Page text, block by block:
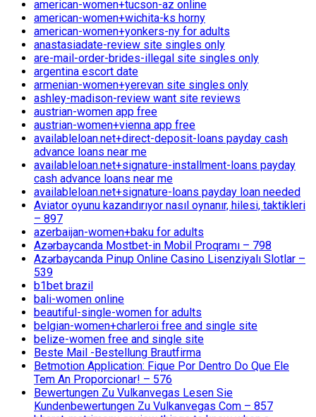
american-women+tucson-az online
american-women+wichita-ks horny
american-women+yonkers-ny for adults
anastasiadate-review site singles only
are-mail-order-brides-illegal site singles only
argentina escort date
armenian-women+yerevan site singles only
ashley-madison-review want site reviews
austrian-women app free
austrian-women+vienna app free
availableloan.net+direct-deposit-loans payday cash
advance loans near me
availableloan.net+signature-installment-loans payday
cash advance loans near me
availableloan.net+signature-loans payday loan needed
Aviator oyunu kazandırıyor nasıl oynanır, hilesi, taktikleri
– 897
azerbaijan-women+baku for adults
Azərbaycanda Mostbet-in Mobil Proqramı – 798
Azərbaycanda Pinup Online Casino Lisenziyalı Slotlar –
539
b1bet brazil
bali-women online
beautiful-single-women for adults
belgian-women+charleroi free and single site
belize-women free and single site
Beste Mail -Bestellung Brautfirma
Betmotion Application: Fique Por Dentro Do Que Ele
Tem An Proporcionar! – 576
Bewertungen Zu Vulkanvegas Lesen Sie
Kundenbewertungen Zu Vulkanvegas Com – 857